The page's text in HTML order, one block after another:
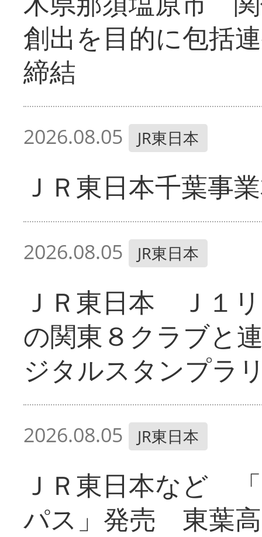
創出を目的に包括
締結
2026.08.05 JR東日本
ＪＲ東日本千葉事
2026.08.05 JR東日本
ＪＲ東日本 Ｊ１
の関東８クラブと
ジタルスタンプラ
2026.08.05 JR東日本
ＪＲ東日本など
パス」発売 東葉